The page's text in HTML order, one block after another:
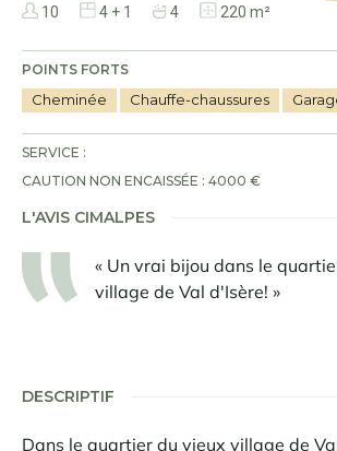
10 4 + 1 4 220 m²
POINTS FORTS
Cheminée Chauffe-chaussures
SERVICE :
CAUTION NON ENCAISSÉE : 4000 €
L'AVIS CIMALPES
« Un vrai bijou dans le
village de Val d'Isère! »
DESCRIPTIF
Dans le quartier du vieux village de